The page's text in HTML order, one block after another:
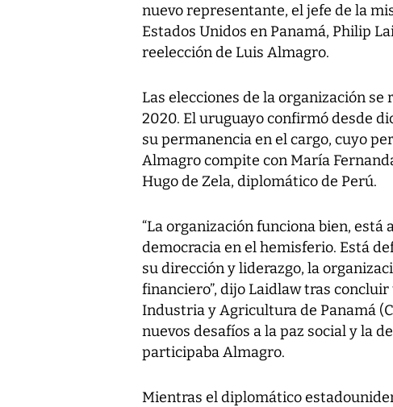
nuevo representante, el jefe de la
Estados Unidos en Panamá, Philip
reelección de Luis Almagro.
Las elecciones de la organización
2020. El uruguayo confirmó desde
su permanencia en el cargo, cuyo
Almagro compite con María
Hugo de Zela, diplomático de Perú.
“La organización funciona bien, está
democracia en el hemisferio. Está
su dirección y liderazgo, la
financiero”, dijo Laidlaw tras
Industria y Agricultura de Panamá
nuevos desafíos a la paz social y la
participaba Almagro.
Mientras el diplomático